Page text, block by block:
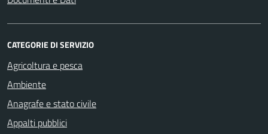
CATEGORIE DI SERVIZIO
Agricoltura e pesca
Ambiente
Anagrafe e stato civile
Appalti pubblici